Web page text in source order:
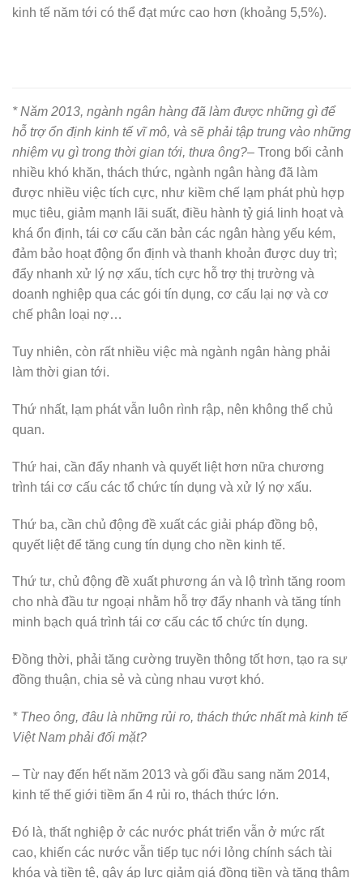
kinh tế năm tới có thể đạt mức cao hơn (khoảng 5,5%).
* Năm 2013, ngành ngân hàng đã làm được những gì để
hỗ trợ ổn định kinh tế vĩ mô, và sẽ phải tập trung vào những
nhiệm vụ gì trong thời gian tới, thưa ông?– Trong bối cảnh
nhiều khó khăn, thách thức, ngành ngân hàng đã làm
được nhiều việc tích cực, như kiềm chế lạm phát phù hợp
mục tiêu, giảm mạnh lãi suất, điều hành tỷ giá linh hoạt và
khá ổn định, tái cơ cấu căn bản các ngân hàng yếu kém,
đảm bảo hoạt động ổn định và thanh khoản được duy trì;
đẩy nhanh xử lý nợ xấu, tích cực hỗ trợ thị trường và
doanh nghiệp qua các gói tín dụng, cơ cấu lại nợ và cơ
chế phân loại nợ…
Tuy nhiên, còn rất nhiều việc mà ngành ngân hàng phải
làm thời gian tới.
Thứ nhất, lạm phát vẫn luôn rình rập, nên không thể chủ
quan.
Thứ hai, cần đẩy nhanh và quyết liệt hơn nữa chương
trình tái cơ cấu các tổ chức tín dụng và xử lý nợ xấu.
Thứ ba, cần chủ động đề xuất các giải pháp đồng bộ,
quyết liệt để tăng cung tín dụng cho nền kinh tế.
Thứ tư, chủ động đề xuất phương án và lộ trình tăng room
cho nhà đầu tư ngoại nhằm hỗ trợ đẩy nhanh và tăng tính
minh bạch quá trình tái cơ cấu các tổ chức tín dụng.
Đồng thời, phải tăng cường truyền thông tốt hơn, tạo ra sự
đồng thuận, chia sẻ và cùng nhau vượt khó.
* Theo ông, đâu là những rủi ro, thách thức nhất mà kinh tế
Việt Nam phải đối mặt?
– Từ nay đến hết năm 2013 và gối đầu sang năm 2014,
kinh tế thế giới tiềm ẩn 4 rủi ro, thách thức lớn.
Đó là, thất nghiệp ở các nước phát triển vẫn ở mức rất
cao, khiến các nước vẫn tiếp tục nới lỏng chính sách tài
khóa và tiền tệ, gây áp lực giảm giá đồng tiền và tăng thâm